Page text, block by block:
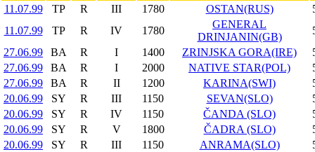
11.07.99
TP R III 1780 OSTAN(RUS)
11.07.99
TP R IV 1780
GENERAL
DRINJANIN(GB)
27.06.99
BA R I 1400 ZRINJSKA GORA(IRE)
27.06.99
BA R I 2000 NATIVE STAR(POL)
27.06.99
BA R II 1200 KARINA(SWI)
20.06.99
SY R III 1150 SEVAN(SLO)
20.06.99
SY R IV 1150 ČANDA (SLO)
20.06.99
SY R V 1800 ČADRA (SLO)
20.06.99
SY R III 1150 ANRAMA(SLO)